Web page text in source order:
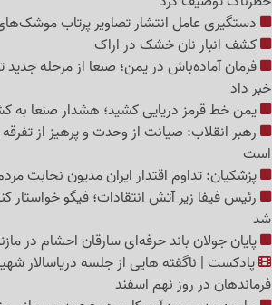
دستگیری عامل انتشار تصاویر پرتاب
کشف انبار نان خشک در اراک
فرمان آماده‌باش در یمن؛ صنعا از مرحله جدید
خبر داد
یمن خط قرمز دریایی کشید؛ هشدار صنعا
رهبر انقلاب: صیانت از وحدت و پرهیز از
است
پزشکیان: تداوم اقتدار ایران مدیون نجابت
رئیس فیفا زیر آتش انتقادات؛ فیگو خواستار
شد
پایان جولان باند حرفه‌ای سارقان احشام در
پادکست | ناگفته هایی از جلسه دریاسالار
فرماندهان در روز نهم اسفند